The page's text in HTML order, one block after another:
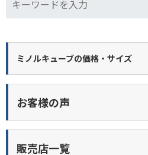
ミノルキューブの価格・サイズ
お客様の声
販売店一覧